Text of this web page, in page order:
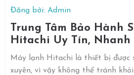
Đăng bởi: Admin
Trung Tâm Bảo Hành
Hitachi Uy Tín, Nhanh
Máy lạnh Hitachi là thiết bị được
xuyên, vì vậy không thể tránh